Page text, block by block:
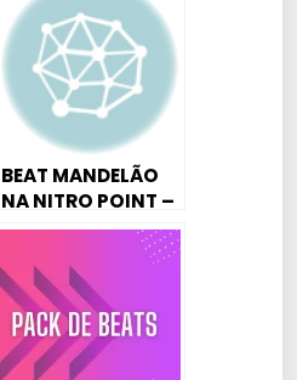
BEAT MANDELÃO
NA NITRO POINT –
By ReiDoBrega